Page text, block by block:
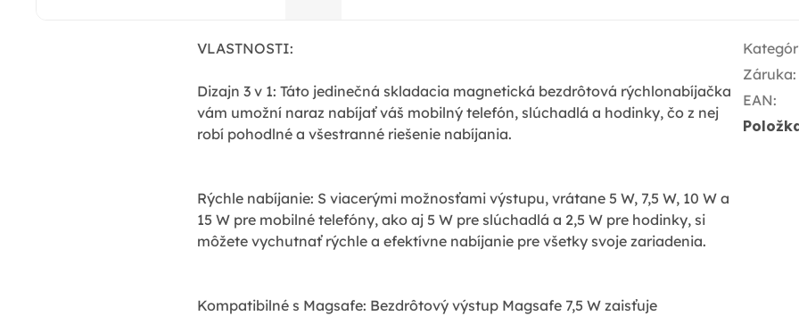
VLASTNOSTI:
Dizajn 3 v 1: Táto jedinečná skladacia magnetická bezdrôtová rýchlonabíjačka
vám umožní naraz nabíjať váš mobilný telefón, slúchadlá a hodinky, čo z nej
robí pohodlné a všestranné riešenie nabíjania.
Rýchle nabíjanie: S viacerými možnosťami výstupu, vrátane 5 W, 7,5 W, 10 W a
15 W pre mobilné telefóny, ako aj 5 W pre slúchadlá a 2,5 W pre hodinky, si
môžete vychutnať rýchle a efektívne nabíjanie pre všetky svoje zariadenia.
Kompatibilné s Magsafe: Bezdrôtový výstup Magsafe 7,5 W zaisťuje
Záruka:
EAN: